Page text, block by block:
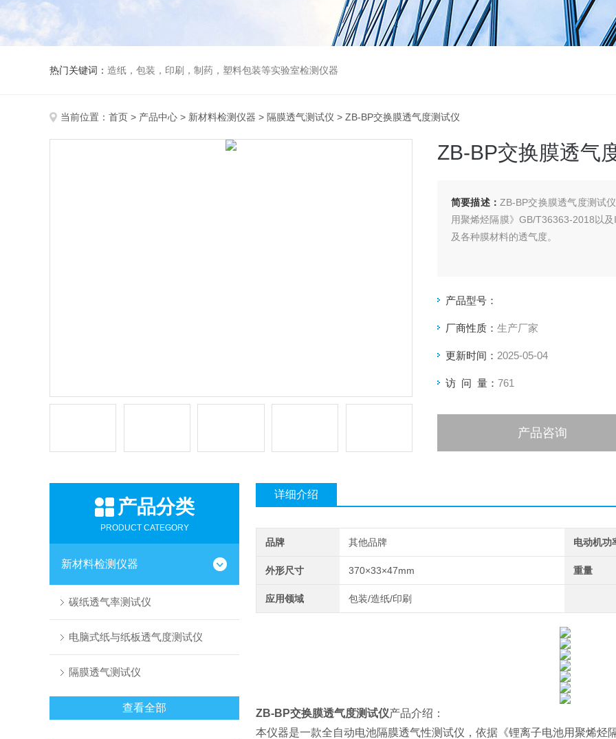
热门关键词： 造纸，包装，印刷，制药，塑料包装等实验室检测仪器
当前位置： 首页 > 产品中心 > 新材料检测仪器 > 隔膜透气测试仪 > ZB-BP交换膜透气度测试仪
ZB-BP交换膜透气
简要描述： ZB-BP交换膜透气度测试
用聚烯烃隔膜》GB/T36363-2018以
及各种膜材料的透气度。
产品型号：
厂商性质： 生产厂家
更新时间： 2025-05-04
访 问 量： 761
产品咨询
产品分类
PRODUCT CATEGORY
新材料检测仪器
碳纸透气率测试仪
电脑式纸与纸板透气度测试仪
隔膜透气测试仪
查看全部
详细介绍
品牌 其他品牌 电动机功
外形尺寸 370×33×47mm 重量
应用领域 包装/造纸/印刷
ZB-BP交换膜透气度测试仪产品介绍：
本仪器是一款全自动电池隔膜透气性测试仪，依据《锂离子电池用聚烯烃